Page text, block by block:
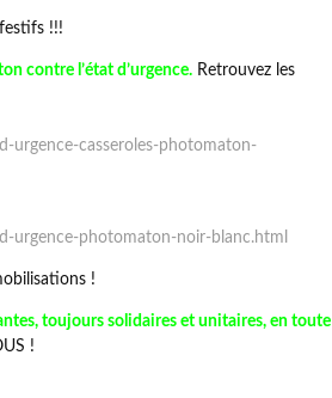
!!!
contre l’état d’urgence. Retrouvez les
urgence-casseroles-photomaton-
urgence-photomaton-noir-blanc.html
!
toujours solidaires et unitaires, en toute
!